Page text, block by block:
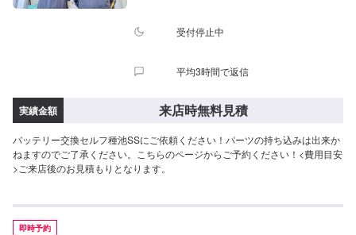
受付停止中
平均3時間で返信
実績金額 来店時無料見積
バッテリー交換セルフ種池SSにご依頼ください！パーツの持ち込みは出来か
ねますのでご了承ください。こちらのページからご予約ください！<費用目安
>ご来店後のお見積もりとなります。
即時予約